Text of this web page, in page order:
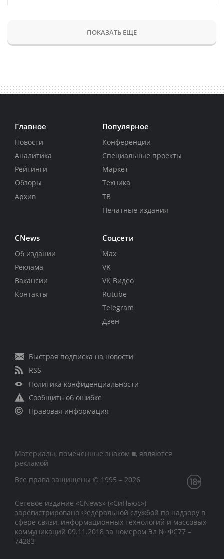
ПОКАЗАТЬ ЕЩЕ
Главное
Новости
Аналитика
Рейтинги
Обзоры
Архив
Популярное
Конференции
Специальные проекты
Маркет
Техника
ТВ
Печатные издания
CNews
Об издании
Реклама
Вакансии
Контакты
Соцсети
Max
VK
VK Видео
Rutube
Telegram
Дзен
Быстрая подписка на новости
RSS
Политика конфиденциальности
Сообщить об ошибке
Правовая информация
Материалы, помеченные знаком ■, являются
рекламой
Все права защищены © 1995 – 2026
Сетевое издание «CNews» («СиНьюс»)
зарегистрировано Федеральной службой по надзору в
сфере связи, информационных технологий и массовых
коммуникаций 09.11.2018 за номером Эл № ФС77 –
74283